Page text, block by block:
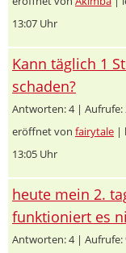
13:07 Uhr
Kann täglich 1
schaden?
Antworten: 4 | Aufrufe:
eröffnet von fairytale |
13:05 Uhr
heute mein 2.
funktioniert es
Antworten: 4 | Aufrufe: